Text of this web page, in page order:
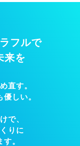
フルで
来を
直す。
しい。
で、
りに
。